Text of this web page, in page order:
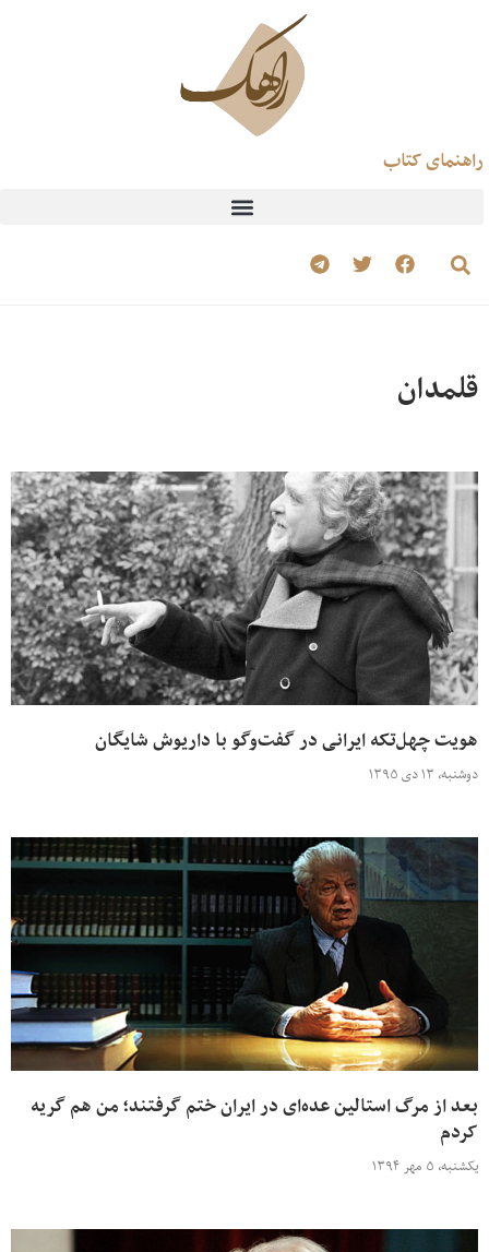
راهنمای کتاب
قلمدان
هویت چهل‌تکه ایرانی در گفت‌وگو با داریوش شایگان
دوشنبه، ۱۳ دی ۱۳۹۵
بعد از مرگ استالین عده‌ای در ایران ختم گرفتند؛ من هم گریه
کردم
یکشنبه، ۵ مهر ۱۳۹۴